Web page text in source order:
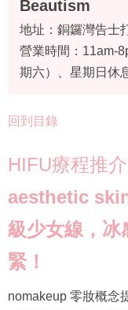
Beautism
地址：銅鑼灣告士
營業時間：11am-
期六）、星期日休
回到目錄
HIFU療程推
aesthetic
級少女線，冰
緊！
nomakeup 零妝概念